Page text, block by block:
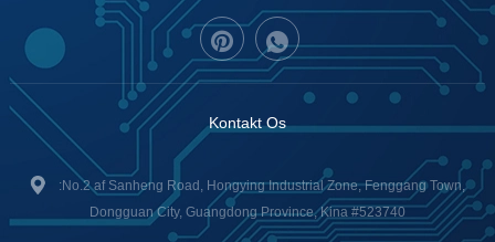
Kontakt Os
:No.2 af Sanheng Road, Hongying Industrial Zone, Fenggang Town,
Dongguan City, Guangdong Province, Kina #523740